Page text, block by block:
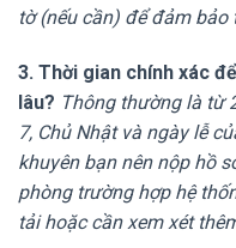
tờ (nếu cần) để đảm bảo
3. Thời gian chính xác
lâu? Thông thường là từ
7, Chủ Nhật và ngày lễ
khuyên bạn nên nộp hồ
phòng trường hợp hệ
tải hoặc cần xem xét